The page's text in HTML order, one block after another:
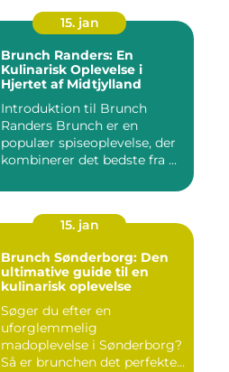
15. jan
Brunch Randers: En
Kulinarisk Oplevelse i
Hjertet af Midtjylland
Introduktion til Brunch
Randers Brunch er en
populær spiseoplevelse, der
kombinerer det bedste fra ...
15. jan
Brunch Sønderborg: Den
ultimative guide til en
kulinarisk oplevelse
Søger du efter en
uforglemmelig
madoplevelse i Sønderborg?
Så er brunchen det perfekte